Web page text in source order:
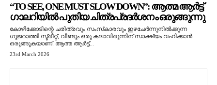
“TO SEE, ONE MUST SLOW DOWN”: ആത്മ ആർട്ട്
ഗാലറിയിൽ പുതിയ ചിത്രപ്രദർശനം ഒരുങ്ങുന്നു
കോഴിക്കോടിന്റെ ചരിത്രവും സംസ്‌കാരവും ഇഴചേർന്നുനിൽക്കുന്ന
ഗുജറാത്തി സ്ട്രീറ്റ്, വീണ്ടും ഒരു കലാവിരുന്നിന് സാക്ഷ്യം വഹിക്കാൻ
ഒരുങ്ങുകയാണ്. ആത്മ ആർട്ട്...
23rd March 2026